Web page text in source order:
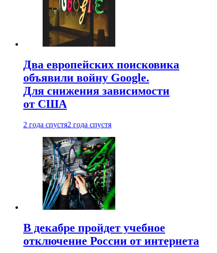
Два европейских поисковика
объявили войну Google.
Для снижения зависимости
от США
2 года спустя2 года спустя
В декабре пройдет учебное
отключение России от интернета